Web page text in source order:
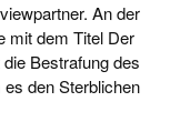
An der
mit dem Titel Der
Bestrafung des
den Sterblichen